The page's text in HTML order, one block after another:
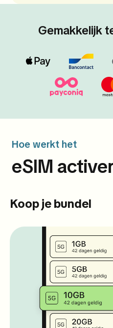
Gemakkelijk
Hoe werkt het
eSIM
Koop je bundel